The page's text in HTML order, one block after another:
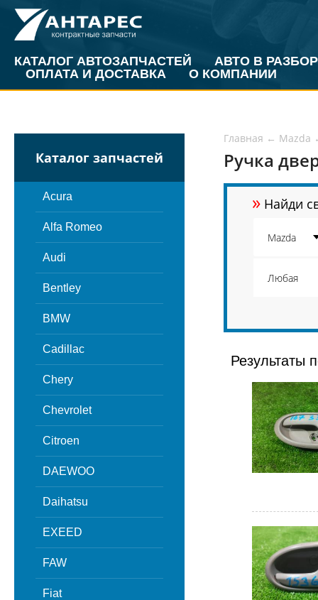
КАТАЛОГ АВТОЗАПЧАСТЕЙ
АВТО В РАЗБОР
ОПЛАТА И ДОСТАВКА
О КОМПАНИИ
Каталог запчастей
Acura
Alfa Romeo
Audi
Bentley
BMW
Cadillac
Chery
Chevrolet
Citroen
DAEWOO
Daihatsu
EXEED
FAW
Fiat
Главная ← Mazda
Ручка
» Найди
Результаты